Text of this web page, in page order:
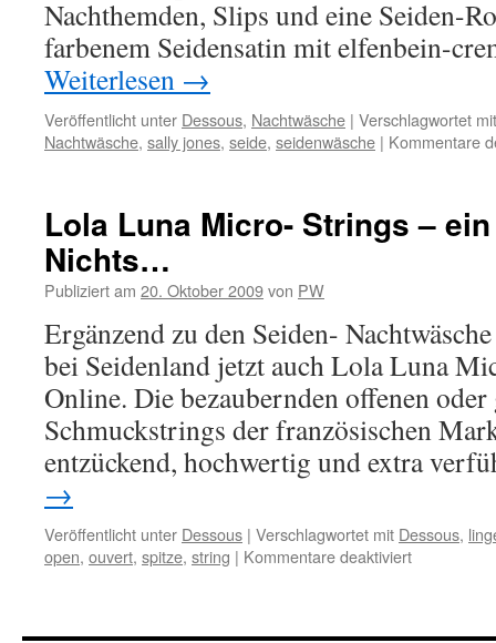
Nachthemden, Slips und eine Seiden-
farbenem Seidensatin mit elfenbein-
Weiterlesen →
Veröffentlicht unter Dessous, Nachtwäsche | Verschlagwortet mit
Nachtwäsche, sally jones, seide, seidenwäsche | Kommentare
Lola Luna Micro- Strings –
Nichts…
Publiziert am 20. Oktober 2009von PW
Ergänzend zu den Seiden-
bei Seidenland jetzt auch Lola Luna
Online. Die bezaubernden offenen oder
Schmuckstrings der französischen
entzückend, hochwertig und extra
→
Veröffentlicht unter Dessous | Verschlagwortet mit Dessous,
open, ouvert, spitze, string | Kommentare deaktiviertfür